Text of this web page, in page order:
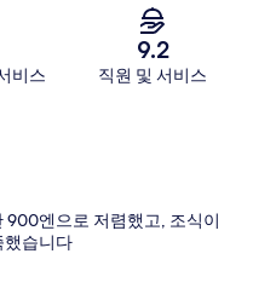
비스
9.2
직원 및 서비스
900엔으로 저렴했고, 조식이
했습니다